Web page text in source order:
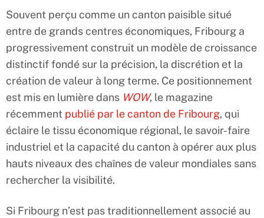
Souvent perçu comme un canton paisible situé
entre de grands centres économiques, Fribourg a
progressivement construit un modèle de croissance
distinctif fondé sur la précision, la discrétion et la
création de valeur à long terme. Ce positionnement
est mis en lumière dans WOW, le magazine
récemment publié par le canton de Fribourg, qui
éclaire le tissu économique régional, le savoir-faire
industriel et la capacité du canton à opérer aux plus
hauts niveaux des chaînes de valeur mondiales sans
rechercher la visibilité.
Si Fribourg n’est pas traditionnellement associé au